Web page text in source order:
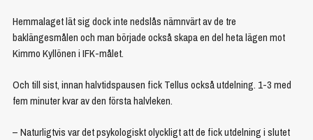
Hemmalaget lät sig dock inte nedslås nämnvärt av de tre
baklängesmålen och man började också skapa en del heta lägen mot
Kimmo Kyllönen i IFK-målet.
Och till sist, innan halvtidspausen fick Tellus också utdelning. 1-3 med
fem minuter kvar av den första halvleken.
– Naturligtvis var det psykologiskt olyckligt att de fick utdelning i slutet